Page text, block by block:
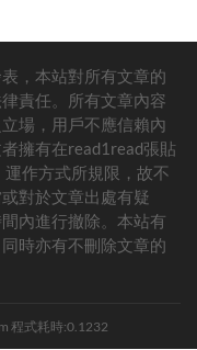
釣線，讓牠得以恢復自
真的感到相當的幸運，
平台上讓許多人轉傳，
牠們也能過得很好！
，本站對所有文章的
責任。所有文章內容
場，用戶不應信賴內
擁有在read1read張貼
作方式所規限，故不
對於文章出處有疑
內進行撤除。本站有
時亦有不刪除文章的
程式耗時:0.1232